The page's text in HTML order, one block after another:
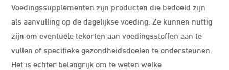
Voedingssupplementen zijn producten die bedoeld zijn
als aanvulling op de dagelijkse voeding. Ze kunnen nuttig
zijn om eventuele tekorten aan voedingsstoffen aan te
vullen of specifieke gezondheidsdoelen te ondersteunen.
Het is echter belangrijk om te weten welke